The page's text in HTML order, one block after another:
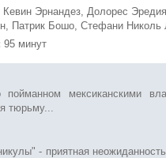
Кевин Эрнандез, Долорес
Патрик Бошо, Стефани
95 минут
мексиканскими
тюрьму...
- приятная